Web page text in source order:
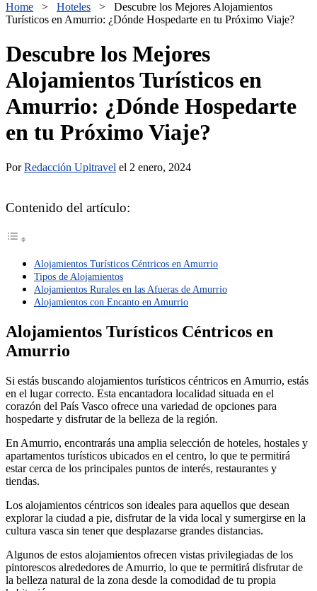
Home > Hoteles > Descubre los Mejores Alojamientos
Turísticos en Amurrio: ¿Dónde Hospedarte en tu Próximo Viaje?
Descubre los Mejores
Alojamientos Turísticos en
Amurrio: ¿Dónde Hospedarte
en tu Próximo Viaje?
PorRedacción Upitravel el 2 enero, 2024
Contenido del artículo:
Alojamientos Turísticos Céntricos en Amurrio
Tipos de Alojamientos
Alojamientos Rurales en las Afueras de Amurrio
Alojamientos con Encanto en Amurrio
Alojamientos Turísticos Céntricos en
Amurrio
Si estás buscando alojamientos turísticos céntricos en Amurrio, estás
en el lugar correcto. Esta encantadora localidad situada en el
corazón del País Vasco ofrece una variedad de opciones para
hospedarte y disfrutar de la belleza de la región.
En Amurrio, encontrarás una amplia selección de hoteles, hostales y
apartamentos turísticos ubicados en el centro, lo que te permitirá
estar cerca de los principales puntos de interés, restaurantes y
tiendas.
Los alojamientos céntricos son ideales para aquellos que desean
explorar la ciudad a pie, disfrutar de la vida local y sumergirse en la
cultura vasca sin tener que desplazarse grandes distancias.
Algunos de estos alojamientos ofrecen vistas privilegiadas de los
pintorescos alrededores de Amurrio, lo que te permitirá disfrutar de
la belleza natural de la zona desde la comodidad de tu propia